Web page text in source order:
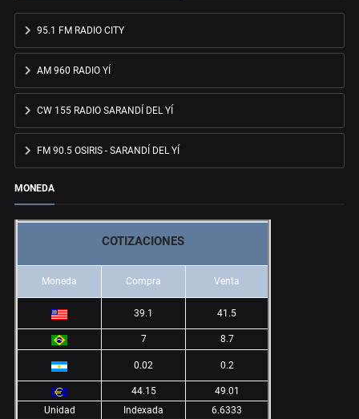
95.1 FM RADIO CITY
AM 960 RADIO YÍ
CW 155 RADIO SARANDÍ DEL YÍ
FM 90.5 OSIRIS - SARANDÍ DEL YÍ
MONEDA
COTIZACIONES
Moneda Compra Venta
39.1 41.5
7 8.7
0.02 0.2
44.15
49.01
Unidad
Indexada 6.6333